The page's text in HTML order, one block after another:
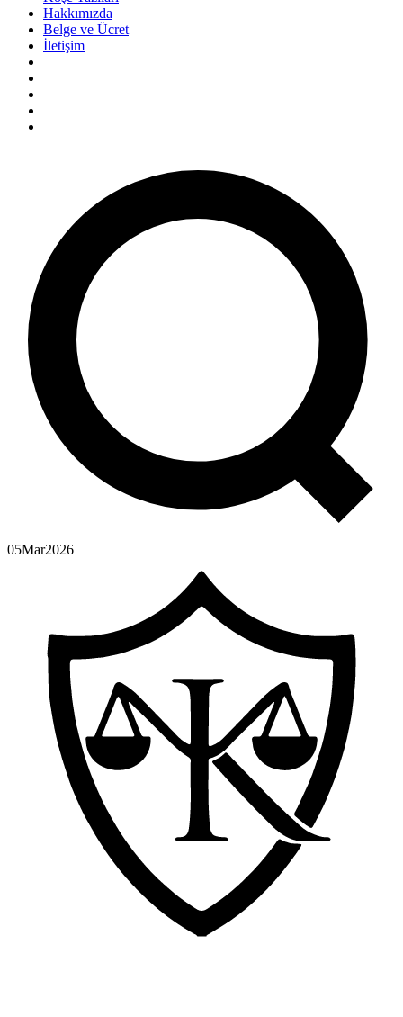
Hakkımızda
Belge ve Ücret
İletişim
05Mar2026